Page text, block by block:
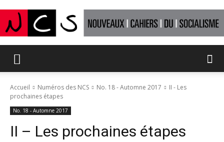
Accueil Numéros des NCS No. 18 - Automne 2017
II - Les
prochaines étapes
No. 18 - Automne 2017
II – Les prochaines étapes